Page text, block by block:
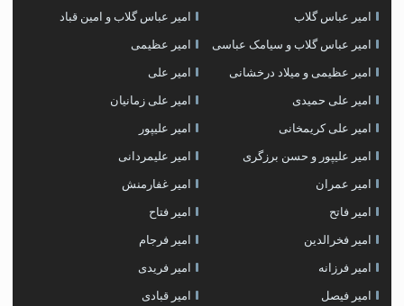
امیر عباس گلاب امیر عباس گلاب و امین قباد
امیر عباس گلاب و سیامک عباسی امیر عظیمی
امیر عظیمی و میلاد درخشانی امیر علی
امیر علی حمیدی امیر علی زمانیان
امیر علی کریمخانی امیر علیپور
امیر علیپور و حسن برزگری امیر علیمردانی
امیر عمران امیر غفارمنش
امیر فاتح امیر فتاح
امیر فخرالدین امیر فرجام
امیر فرزانه امیر فریدی
امیر فیصل امیر قبادی